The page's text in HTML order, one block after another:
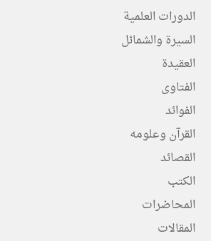
الدورات العلمية
السيرة والشمائل
العقيدة
الفتاوى
الفوائد
القرآن وعلومه
القصائد
الكتب
المحاضرات
المقالات